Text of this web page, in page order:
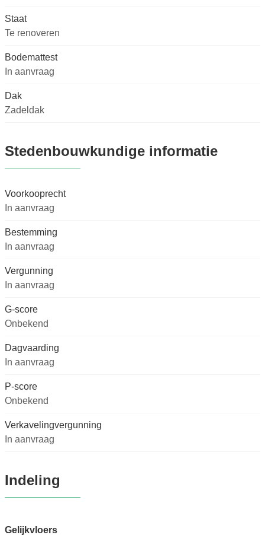
Staat
Te renoveren
Bodemattest
In aanvraag
Dak
Zadeldak
Stedenbouwkundige informatie
Voorkooprecht
In aanvraag
Bestemming
In aanvraag
Vergunning
In aanvraag
G-score
Onbekend
Dagvaarding
In aanvraag
P-score
Onbekend
Verkavelingvergunning
In aanvraag
Indeling
Gelijkvloers